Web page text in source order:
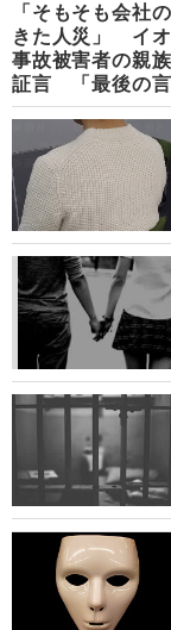
「そもそも会社
きた人災」 イ
事故被害者の親
証言 「最後の言